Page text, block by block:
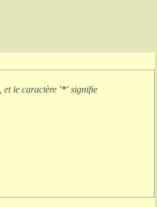
, et le caractère '*' signifie